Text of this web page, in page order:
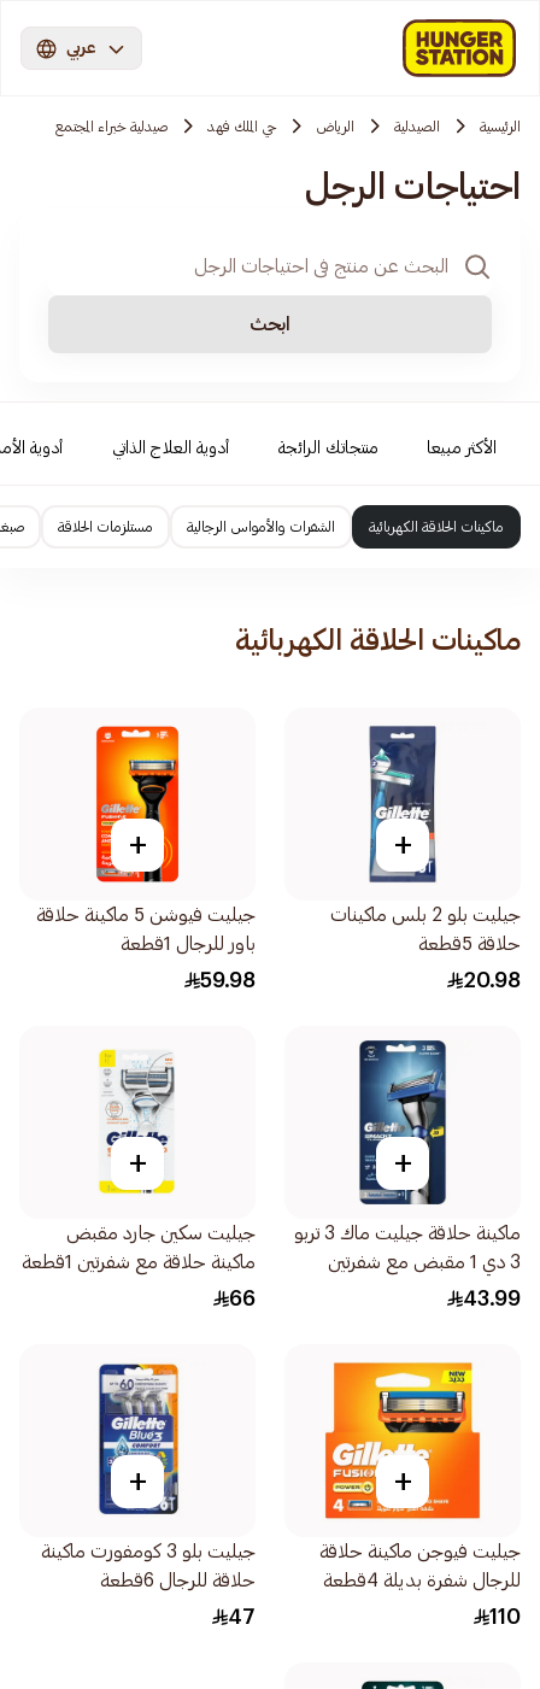
عربي
الرئيسية الصيدلية الرياض حي الملك فهد صيدلية خبراء المجتمع
احتياجات الرجل
ابحث
الأكثر مبيعا منتجاتك الرائجة أدوية العلاج الذاتي أدوية
ماكينات الحلاقة الكهربائية الشفرات والأمواس الرجالية مستلزمات الحلاقة
ماكينات الحلاقة الكهربائية
+
جيليت بلو 2 بلس ماكينات
حلاقة 5قطعة
20.98
+
جيليت فيوشن 5 ماكينة حلاقة
باور للرجال 1قطعة
59.98
+
ماكينة حلاقة جيليت ماك 3 تربو
3 دي 1 مقبض مع شفرتين
2قطعة
43.99
+
جيليت سكين جارد مقبض
ماكينة حلاقة مع شفرتين 1قطعة
66
+
جيليت فيوجن ماكينة حلاقة
للرجال شفرة بديلة 4قطعة
110
+
جيليت بلو 3 كومفورت ماكينة
حلاقة للرجال 6قطعة
47